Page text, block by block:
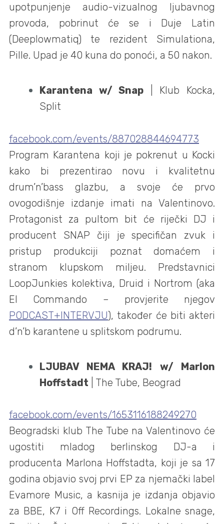
upotpunjenje audio-vizualnog ljubavnog
provoda, pobrinut će se i Duje Latin
(Deeplowmatiq) te rezident Simulationa,
Pille. Upad je 40 kuna do ponoći, a 50 nakon.
Karantena w/ Snap | Klub Kocka,
Split
facebook.com/events/887028844694773
Program Karantena koji je pokrenut u Kocki
kako bi prezentirao novu i kvalitetnu
drum’n’bass glazbu, a svoje će prvo
ovogodišnje izdanje imati na Valentinovo.
Protagonist za pultom bit će riječki DJ i
producent SNAP čiji je specifičan zvuk i
pristup produkciji poznat domaćem i
stranom klupskom miljeu. Predstavnici
LoopJunkies kolektiva, Druid i Nortrom (aka
El Commando – provjerite njegov
PODCAST+INTERVJU), također će biti akteri
d’n’b karantene u splitskom podrumu.
LJUBAV NEMA KRAJ! w/ Marlon
Hoffstadt | The Tube, Beograd
facebook.com/events/1653116188249270
Beogradski klub The Tube na Valentinovo će
ugostiti mladog berlinskog DJ-a i
producenta Marlona Hoffstadta, koji je sa 17
godina objavio svoj prvi EP za njemački label
Evamore Music, a kasnija je izdanja objavio
za BBE, K7 i Off Recordings. Lokalne snage,